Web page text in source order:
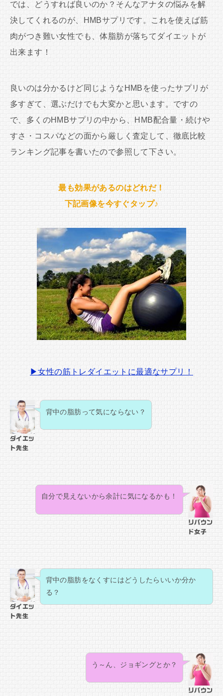
では、どうすれば良いのか？そんなアナタの悩みを解
決してくれるのが、HMBサプリです。これを使えば筋
肉がつき難い女性でも、体脂肪が落ちてダイエットが
出来ます！
良いのは分かるけど同じようなHMBを使ったサプリが
多すぎて、選ぶだけでも大変かと思います。ですの
で、多くのHMBサプリの中から、HMB配合量・続けや
すさ・コスパなどの面から厳しく査定して、徹底比較
ランキング記事を書いたので参照して下さい。
最も効果があるのはどれだ！
下記画像を今すぐタップ♪
▶女性の筋トレダイエットに最適なサプリ！
ダイエッ
ト先生
背中の脂肪って気にならない？
リバウン
ド女子
自分で見えないから余計に気になるかも！
ダイエッ
ト先生
背中の脂肪をなくすにはどうしたらいいか分か
る？
リバウン
う～ん、ジョギングとか？